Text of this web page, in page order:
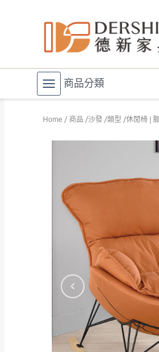
商品分類
Home 商品 沙發 類型 休閒椅 |